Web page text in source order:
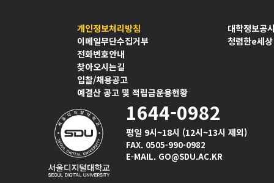
개인정보처리방침
이메일무단수집거부
전화번호안내
찾아오시는길
입찰/채용공고
예결산 공고 및 적립금운용현황
대학정보공
청렴한e세상
1644-0982
평일 9시~18시 (12시~13시 제외)
FAX. 0505-990-0982
E-MAIL. GO@SDU.AC.KR